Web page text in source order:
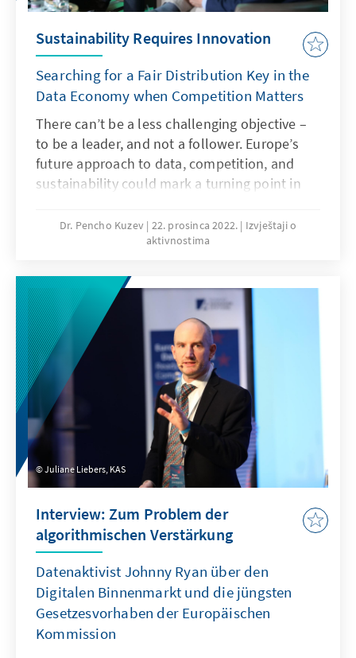
Sustainability Requires Innovation
Searching for a Fair Distribution Key in the
Data Economy when Competition Matters
There can’t be a less challenging objective –
to be a leader, and not a follower. Europe’s
future approach to data, competition, and
sustainability could mark a turning point in
more diversity, a better and fair value
distribution in the economy and society, and
Summit listened to a clear message from
experts and decision makers: the alignment in
thinking and looking for solutions is there.
Dr. Pencho Kuzev 22. prosinca 2022.
Izvještaji o
aktivnostima
Juliane Liebers, KAS
Interview: Zum Problem der
algorithmischen Verstärkung
Datenaktivist Johnny Ryan über den
Digitalen Binnenmarkt und die jüngsten
Gesetzesvorhaben der Europäischen
Kommission